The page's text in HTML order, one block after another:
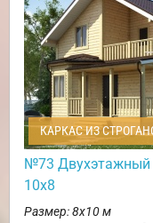
КАРКАС ИЗ
№73
10х8
Размер: 8х10 м